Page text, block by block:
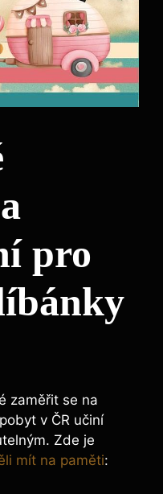
pro
zaměřit se na
v ČR učiní
Zde je
mít na paměti: